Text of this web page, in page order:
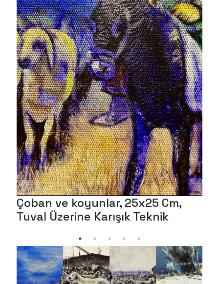
Çoban ve koyunlar, 25x25 Cm,
Tuval Üzerine Karışık Teknik